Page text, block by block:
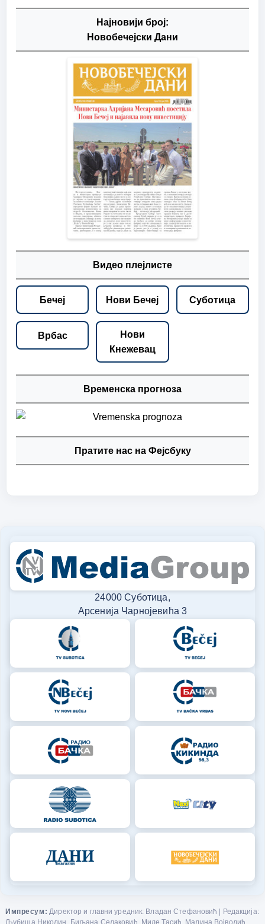
Најновији број:
Новобечејски Дани
Видео плејлисте
Бечеј Нови Бечеј Суботица
Врбас
Нови
Кнежевац
Временска прогноза
Пратите нас на Фејсбуку
24000 Суботица,
Арсенија Чарнојевића 3
Импресум: Директор и главни уредник: Владан Стефановић | Редакција:
Љубиша Николин, Биљана Селаковић, Миле Тасић, Малина Војводић,